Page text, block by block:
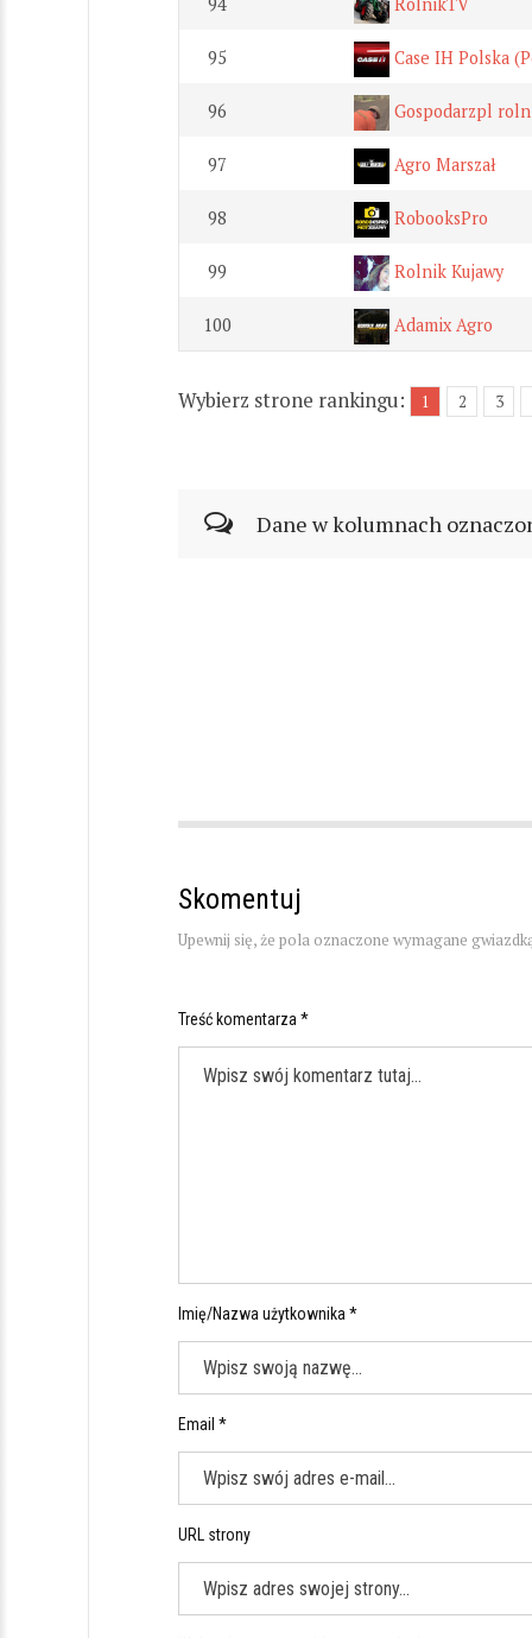
95 Case IH Polska
96 Gospodarzpl
97 Agro Marszał
98 RobooksPro
99 Rolnik Kujawy
100 Adamix Agro
Wybierz strone rankingu: 1 2 3
Dane w kolumnach
Skomentuj
Upewnij się, że pola oznaczone wymagane
Treść komentarza *
Imię/Nazwa użytkownika *
Email *
URL strony